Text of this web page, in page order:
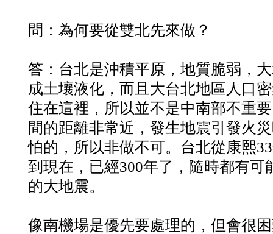
問：為何要從雙北先來做？
答：台北是沖積平原，地質脆弱，
成土壤液化，而且大台北地區人口
住在這裡，所以並不是中南部不重
間的距離非常近，發生地震引發火
怕的，所以非做不可。台北從康熙
到現在，已經300年了，隨時都有可
的大地震。
像南機場是優先要處理的，但會很